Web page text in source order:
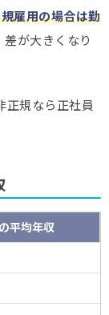
雇用の場合は勤
差が大きくなり
正規なら正社員
平均年収